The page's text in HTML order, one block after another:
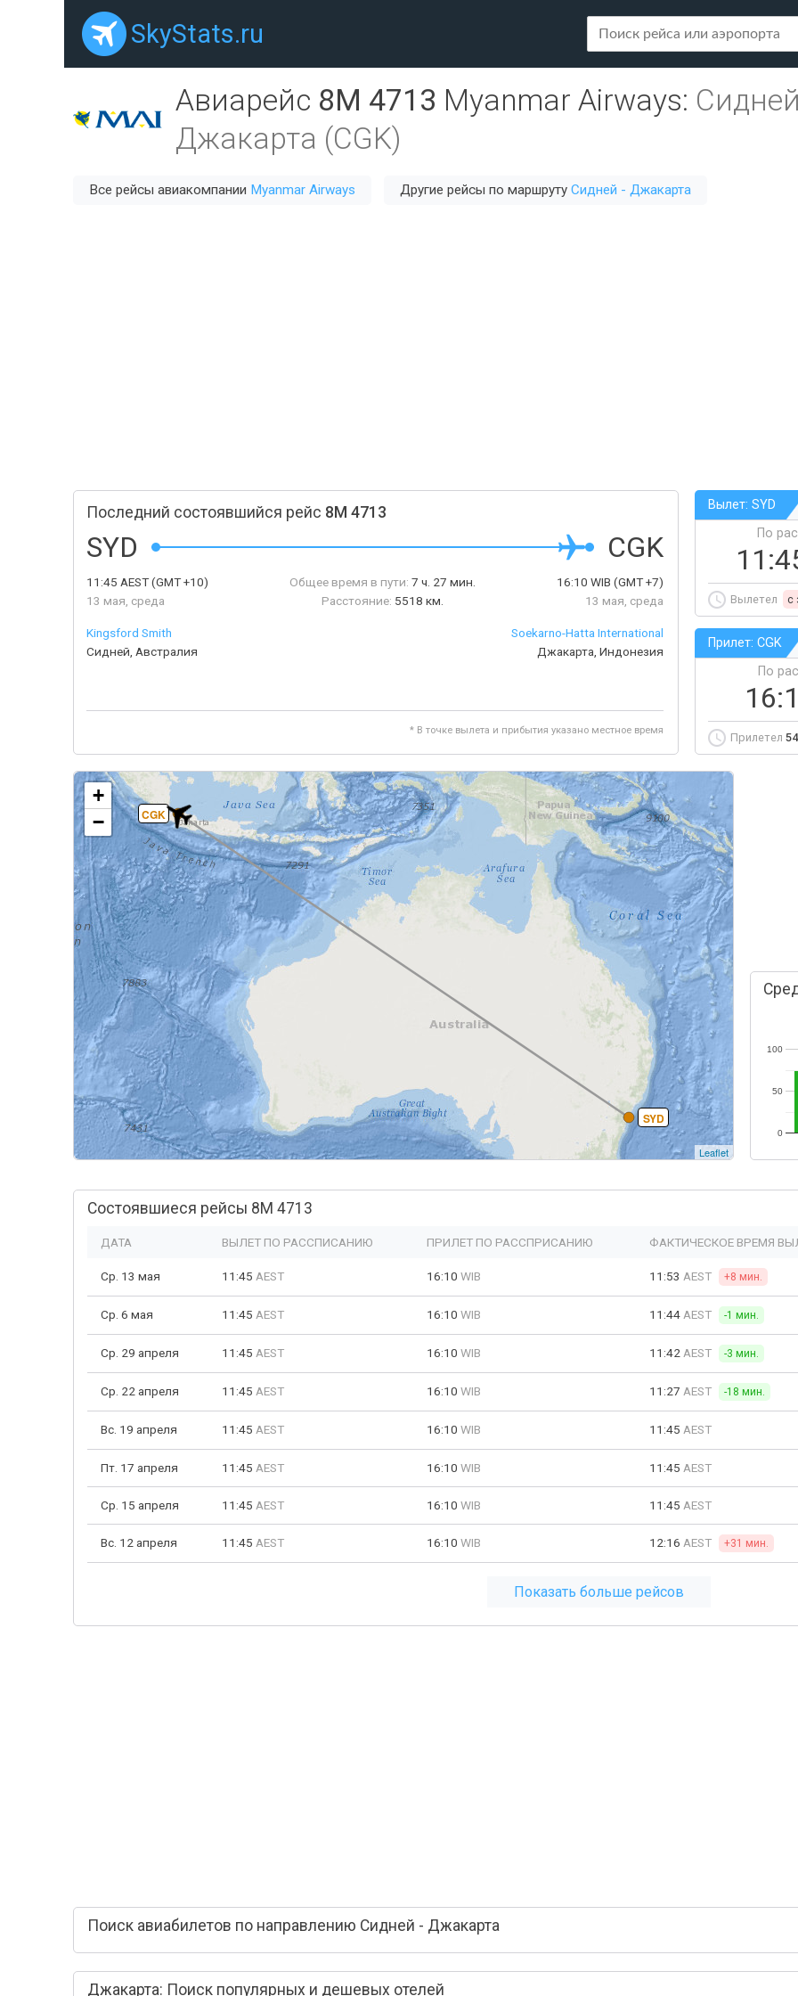
SkyStats.ru
Авиарейс 8M 4713 Myanmar Airways:
Джакарта (CGK)
Все рейсы авиакомпании Myanmar Airways Другие рейсы по маршруту Сидней - Джакарта
Последний состоявшийся рейс 8M 4713
SYD CGK
11:45 AEST(GMT +10)
13 мая, среда
Общее время в пути: 7 ч. 27 мин.
Расстояние: 5518 км.
16:10WIB (GMT +7)
13 мая, среда
Kingsford Smith
Сидней, Австралия
Soekarno-Hatta International
Джакарта, Индонезия
* В точке вылета и прибытия указано местное время
Вылет: SYD
По
Вылетел c
Прилет: CGK
По
Прилетел
SYD
CGK
+
−
Leaflet
0
50
100
Состоявшиеся рейсы 8M 4713
ДАТА ВЫЛЕТ ПО РАССПИСАНИЮ ПРИЛЕТ ПО РАССПРИСАНИЮ ФАКТИЧЕСКОЕ ВРЕМЯ
Ср. 13 мая 11:45 AEST 16:10 WIB 11:53 AEST +8 мин.
Ср. 6 мая 11:45 AEST 16:10 WIB 11:44 AEST -1 мин.
Ср. 29 апреля 11:45 AEST 16:10 WIB 11:42 AEST -3 мин.
Ср. 22 апреля 11:45 AEST 16:10 WIB 11:27 AEST -18 мин.
Вс. 19 апреля 11:45 AEST 16:10 WIB 11:45 AEST
Пт. 17 апреля 11:45 AEST 16:10 WIB 11:45 AEST
Ср. 15 апреля 11:45 AEST 16:10 WIB 11:45 AEST
Вс. 12 апреля 11:45 AEST 16:10 WIB 12:16 AEST +31 мин.
Показать больше рейсов
Поиск авиабилетов по направлению Сидней - Джакарта
Джакарта: Поиск популярных и дешевых отелей